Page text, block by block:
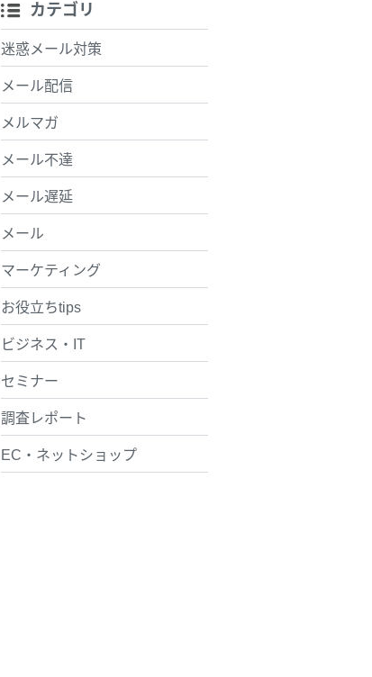
カテゴリ
迷惑メール対策
メール配信
メルマガ
メール不達
メール遅延
メール
マーケティング
お役立ちtips
ビジネス・IT
セミナー
調査レポート
EC・ネットショップ